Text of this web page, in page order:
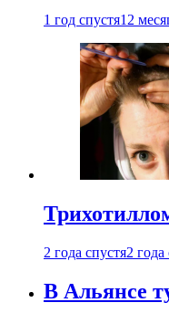
1 год спустя12
2 года спустя2 года
В Альянсе